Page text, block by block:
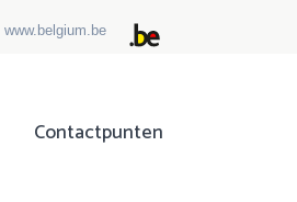
www.belgium.be
Contactpunten